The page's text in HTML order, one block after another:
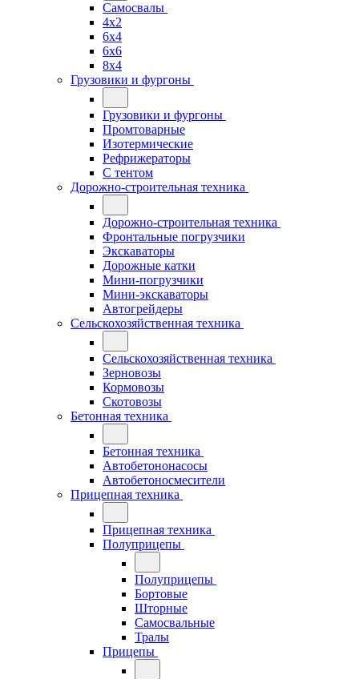
Самосвалы
4x2
6x4
6x6
8x4
Грузовики и фургоны
Грузовики и фургоны
Промтоварные
Изотермические
Рефрижераторы
С тентом
Дорожно-строительная техника
Дорожно-строительная техника
Фронтальные погрузчики
Экскаваторы
Дорожные катки
Мини-погрузчики
Мини-экскаваторы
Автогрейдеры
Сельскохозяйственная техника
Сельскохозяйственная техника
Зерновозы
Кормовозы
Скотовозы
Бетонная техника
Бетонная техника
Автобетононасосы
Автобетоносмесители
Прицепная техника
Прицепная техника
Полуприцепы
Полуприцепы
Бортовые
Шторные
Самосвальные
Тралы
Прицепы